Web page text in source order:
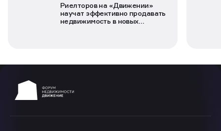
Риелторов на «Движении»
научат эффективно продавать
недвижимость в новых